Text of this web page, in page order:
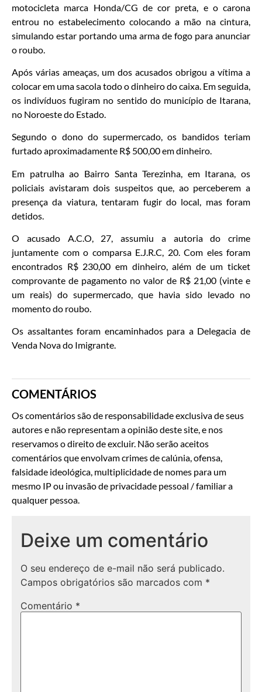
motocicleta marca Honda/CG de cor preta, e o carona
entrou no estabelecimento colocando a mão na cintura,
simulando estar portando uma arma de fogo para anunciar
o roubo.
Após várias ameaças, um dos acusados obrigou a vítima a
colocar em uma sacola todo o dinheiro do caixa. Em seguida,
os indivíduos fugiram no sentido do município de Itarana,
no Noroeste do Estado.
Segundo o dono do supermercado, os bandidos teriam
furtado aproximadamente R$ 500,00 em dinheiro.
Em patrulha ao Bairro Santa Terezinha, em Itarana, os
policiais avistaram dois suspeitos que, ao perceberem a
presença da viatura, tentaram fugir do local, mas foram
detidos.
O acusado A.C.O, 27, assumiu a autoria do crime
juntamente com o comparsa E.J.R.C, 20. Com eles foram
encontrados R$ 230,00 em dinheiro, além de um ticket
comprovante de pagamento no valor de R$ 21,00 (vinte e
um reais) do supermercado, que havia sido levado no
momento do roubo.
Os assaltantes foram encaminhados para a Delegacia de
Venda Nova do Imigrante.
COMENTÁRIOS
Os comentários são de responsabilidade exclusiva de seus
autores e não representam a opinião deste site, e nos
reservamos o direito de excluir. Não serão aceitos
comentários que envolvam crimes de calúnia, ofensa,
falsidade ideológica, multiplicidade de nomes para um
mesmo IP ou invasão de privacidade pessoal / familiar a
qualquer pessoa.
Deixe um comentário
O seu endereço de e-mail não será publicado.
Campos obrigatórios são marcados com *
Comentário *